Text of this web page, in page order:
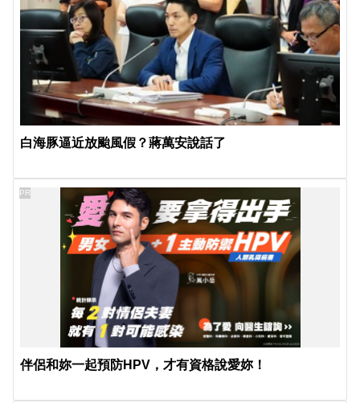
白海豚逼近放颱風假？蔣萬安說話了
伴侶和妳一起預防HPV，才有資格說愛妳！
PR